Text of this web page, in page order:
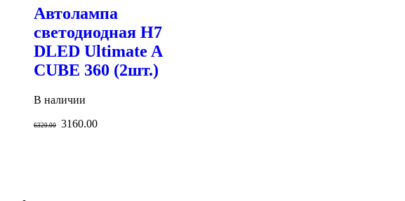
Автолампа
светодиодная H7
DLED Ultimate A
CUBE 360 (2шт.)
В наличии
6320.00 3160.00